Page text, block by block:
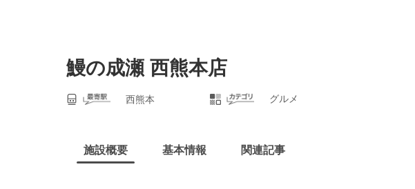
鰻の成瀬 西熊本店
西熊本 グルメ
施設概要 基本情報 関連記事